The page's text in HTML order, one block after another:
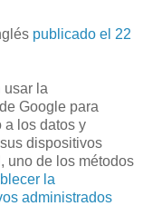
publicado el 22
usar la
Google para
a los datos y
dispositivos
uno de los métodos
la
administrados